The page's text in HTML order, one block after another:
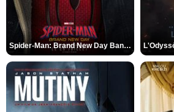
Spider-Man: Brand New Day Bande-annonce VO STFR